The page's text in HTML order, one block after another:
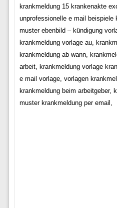
krankmeldung 15 krankenakte
unprofessionelle e mail beispiele
muster ebenbild – kündigung
krankmeldung vorlage au,
krankmeldung ab wann,
arbeit, krankmeldung vorlage
e mail vorlage, vorlagen
krankmeldung beim arbeitgeber,
muster krankmeldung per email,